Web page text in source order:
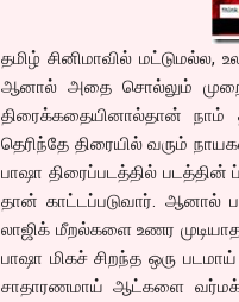
தமிழ் சினிமாவில் மட்டுமல்ல,
ஆனால் அதை சொல்லும்
திரைக்கதையினால்தான் நாம்
தெரிந்தே திரையில் வரும்
பாஷா திரைப்படத்தில்
தான் காட்டப்படுவார். ஆனால்
லாஜிக் மீறல்களை உணர
பாஷா மிகச் சிறந்த ஒரு
சாதாரணமாய் ஆட்களை வர்மக்